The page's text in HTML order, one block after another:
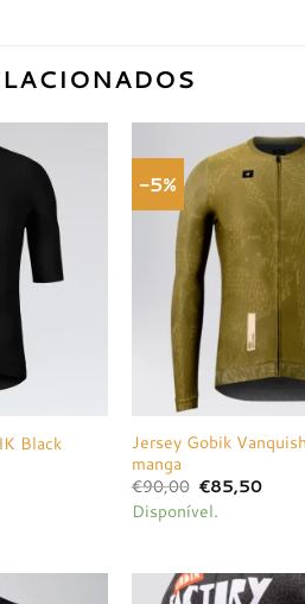
Adicionar
à lista de
desejos
Black
-5%
Jersey Gobik
manga
€90,00 O
preço
original
€85,50O
Disponível.